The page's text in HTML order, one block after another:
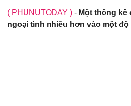
( PHUNUTODAY ) - Một thống kê
ngoại tình nhiều hơn vào một độ